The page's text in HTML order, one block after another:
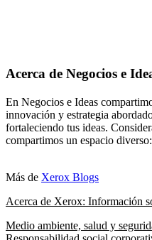
Acerca de Negocios e
En Negocios e Ideas
innovación y estrategia
fortaleciendo tus ideas.
compartimos un espacio
Más de Xerox Blogs
Acerca de Xerox: Información
Medio ambiente, salud y